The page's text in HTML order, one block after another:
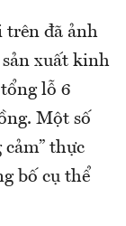
trên đã ảnh
xuất kinh
lỗ 6
Một số
thực
bố cụ thể